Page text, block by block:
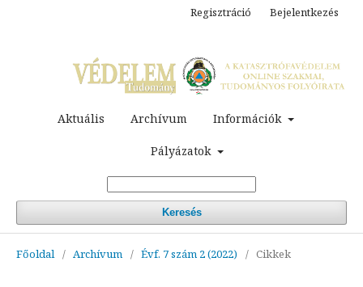
Aktuális Archívum Információk
Pályázatok
Keresés
Regisztráció Bejelentkezés
Főoldal / Archívum / Évf. 7 szám 2 (2022) / Cikkek